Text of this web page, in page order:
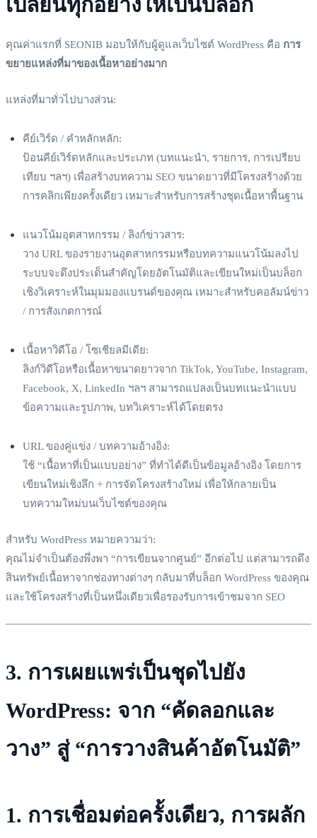
คุณค่าแรกที่ SEONIB มอบให้กับผู้ดูแลเว็บไซต์ WordPress คือ การ
ขยายแหล่งที่มาของเนื้อหาอย่างมาก
แหล่งที่มาทั่วไปบางส่วน:
คีย์เวิร์ด / คำหลักหลัก:
ป้อนคีย์เวิร์ดหลักและประเภท (บทแนะนำ, รายการ, การเปรียบ
เทียบ ฯลฯ) เพื่อสร้างบทความ SEO ขนาดยาวที่มีโครงสร้างด้วย
การคลิกเพียงครั้งเดียว เหมาะสำหรับการสร้างชุดเนื้อหาพื้นฐาน
แนวโน้มอุตสาหกรรม / ลิงก์ข่าวสาร:
วาง URL ของรายงานอุตสาหกรรมหรือบทความแนวโน้มลงไป
ระบบจะดึงประเด็นสำคัญโดยอัตโนมัติและเขียนใหม่เป็นบล็อก
เชิงวิเคราะห์ในมุมมองแบรนด์ของคุณ เหมาะสำหรับคอลัมน์ข่าว
/ การสังเกตการณ์
เนื้อหาวิดีโอ / โซเชียลมีเดีย:
ลิงก์วิดีโอหรือเนื้อหาขนาดยาวจาก TikTok, YouTube, Instagram,
Facebook, X, LinkedIn ฯลฯ สามารถแปลงเป็นบทแนะนำแบบ
ข้อความและรูปภาพ, บทวิเคราะห์ได้โดยตรง
URL ของคู่แข่ง / บทความอ้างอิง:
ใช้ “เนื้อหาที่เป็นแบบอย่าง” ที่ทำได้ดีเป็นข้อมูลอ้างอิง โดยการ
เขียนใหม่เชิงลึก + การจัดโครงสร้างใหม่ เพื่อให้กลายเป็น
บทความใหม่บนเว็บไซต์ของคุณ
สำหรับ WordPress หมายความว่า:
คุณไม่จำเป็นต้องพึ่งพา “การเขียนจากศูนย์” อีกต่อไป แต่สามารถดึง
สินทรัพย์เนื้อหาจากช่องทางต่างๆ กลับมาที่บล็อก WordPress ของคุณ
และใช้โครงสร้างที่เป็นหนึ่งเดียวเพื่อรองรับการเข้าชมจาก SEO
3. การเผยแพร่เป็นชุดไปยัง
WordPress: จาก “คัดลอกและ
วาง” สู่ “การวางสินค้าอัตโนมัติ”
1. การเชื่อมต่อครั้งเดียว, การผลัก